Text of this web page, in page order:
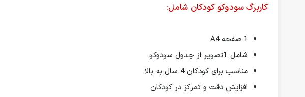
کاربرگ سودوکو کودکان شامل:
1 صفحه A4
شامل 1تصویر از جدول سودوکو
مناسب برای کودکان 4 سال به بالا
افزایش دقت و تمرکز در کودکان